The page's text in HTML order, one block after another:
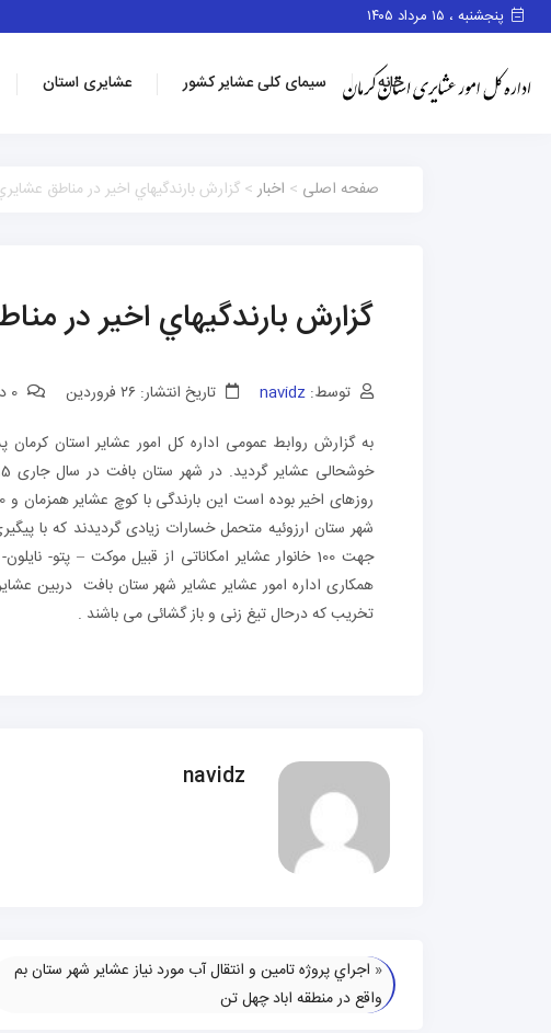
پنجشنبه ، ۱۵ مرداد ۱۴۰۵
خانه سیمای کلی عشایر کشور عشایری استان
صفحه اصلی > اخبار> گزارش بارندگيهاي اخير در مناطق
گزارش بارندگيهاي اخير در
توسط: navidz تاریخ انتشار: ۲۶ فروردین
شهر ستان ارزوئیه متحمل خسارات زیادی گردیدند که با
جهت 100 خانوار عشایر امکاناتی از قبیل موکت –
تخریب که درحال تیغ زنی و باز گشائی می باشند .
navidz
« اجراي پروژه تامین و انتقال آب مورد نیاز عشایر شهر ستان بم
واقع در منطقه اباد چهل تن